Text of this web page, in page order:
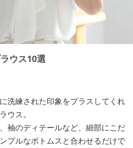
ウス10選
洗練された印象をプラスしてくれ
ウス。
袖のディテールなど、細部にこだ
プルなボトムスと合わせるだけで